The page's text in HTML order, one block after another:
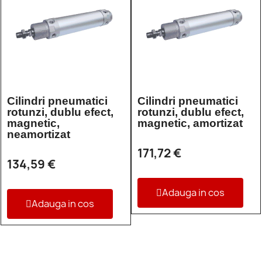
Cilindri pneumatici
rotunzi, dublu efect,
magnetic,
neamortizat
134,59 €
Adauga in cos
Cilindri pneumatici
rotunzi, dublu efect,
magnetic, amortizat
171,72 €
Adauga in cos